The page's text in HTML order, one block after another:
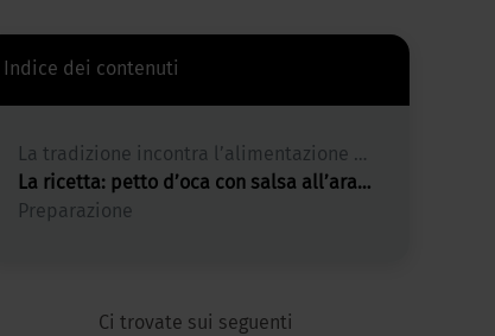
Indice dei contenuti
La tradizione incontra l’alimentazione sana: uno sguardo alla storia della cucina integrale di Sedus
La ricetta: petto d’oca con salsa all’arancia
Preparazione
Ci trovate sui seguenti